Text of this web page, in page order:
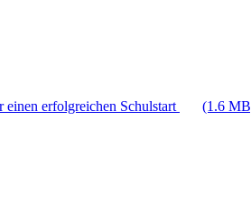
erfolgreichen Schulstart
(1.6